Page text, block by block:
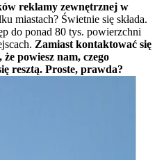
reklamy zewnętrznej w
miastach? Świetnie się składa.
do ponad 80 tys. powierzchni
Zamiast kontaktować się
powiesz nam, czego
resztą. Proste, prawda?